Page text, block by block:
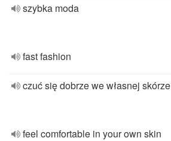
szybka moda
fast fashion
czuć się dobrze we własnej skórze
feel comfortable in your own skin